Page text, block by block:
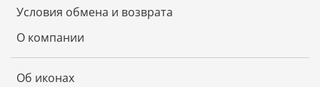
Условия обмена и возврата
О компании
Об иконах